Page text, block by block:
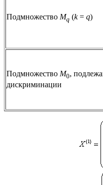
Подмножество Mq (k= q)
Подмножество M0,
дискриминации